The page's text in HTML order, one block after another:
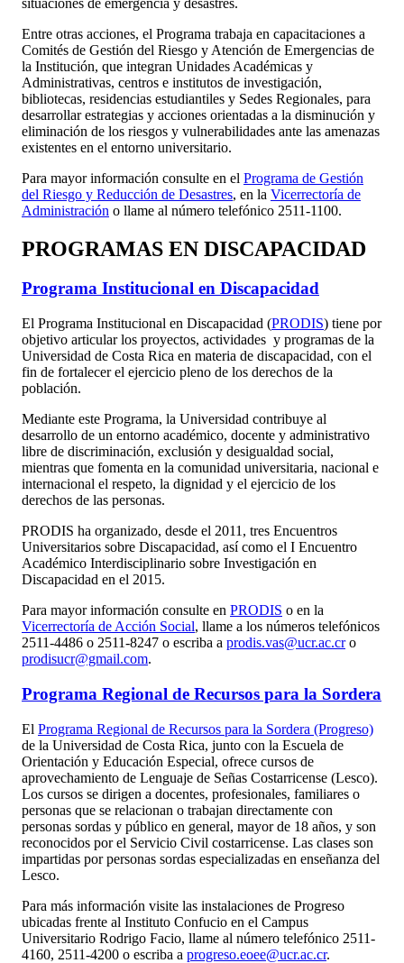
Entre otras acciones, el Programa trabaja en capacitaciones a
Comités de Gestión del Riesgo y Atención de Emergencias de
la Institución, que integran Unidades Académicas y
Administrativas, centros e institutos de investigación,
bibliotecas, residencias estudiantiles y Sedes Regionales, para
desarrollar estrategias y acciones orientadas a la disminución y
eliminación de los riesgos y vulnerabilidades ante las amenazas
existentes en el entorno universitario.
Para mayor información consulte en el Programa de Gestión
del Riesgo y Reducción de Desastres, en la Vicerrectoría de
Administración o llame al número telefónico 2511-1100.
PROGRAMAS EN DISCAPACIDAD
Programa Institucional en Discapacidad
El Programa Institucional en Discapacidad (PRODIS) tiene por
objetivo articular los proyectos, actividades y programas de la
Universidad de Costa Rica en materia de discapacidad, con el
fin de fortalecer el ejercicio pleno de los derechos de la
población.
Mediante este Programa, la Universidad contribuye al
desarrollo de un entorno académico, docente y administrativo
libre de discriminación, exclusión y desigualdad social,
mientras que fomenta en la comunidad universitaria, nacional e
internacional el respeto, la dignidad y el ejercicio de los
derechos de las personas.
PRODIS ha organizado, desde el 2011, tres Encuentros
Universitarios sobre Discapacidad, así como el I Encuentro
Académico Interdisciplinario sobre Investigación en
Discapacidad en el 2015.
Para mayor información consulte en PRODIS o en la
Vicerrectoría de Acción Social, llame a los números telefónicos
2511-4486 o 2511-8247 o escriba a prodis.vas@ucr.ac.cro
prodisucr@gmail.com.
Programa Regional de Recursos para la Sordera
El Programa Regional de Recursos para la Sordera (Progreso)
de la Universidad de Costa Rica, junto con la Escuela de
Orientación y Educación Especial, ofrece cursos de
aprovechamiento de Lenguaje de Señas Costarricense (Lesco).
Los cursos se dirigen a docentes, profesionales, familiares o
personas que se relacionan o trabajan directamente con
personas sordas y público en general, mayor de 18 años, y son
reconocidos por el Servicio Civil costarricense. Las clases son
impartidas por personas sordas especializadas en enseñanza del
Lesco.
Para más información visite las instalaciones de Progreso
ubicadas frente al Instituto Confucio en el Campus
Universitario Rodrigo Facio, llame al número telefónico 2511-
4160, 2511-4200 o escriba a progreso.eoee@ucr.ac.cr.